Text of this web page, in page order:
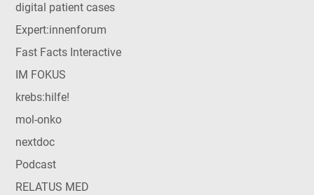
digital patient cases
Expert:innenforum
Fast Facts Interactive
IM FOKUS
krebs:hilfe!
mol-onko
nextdoc
Podcast
RELATUS MED